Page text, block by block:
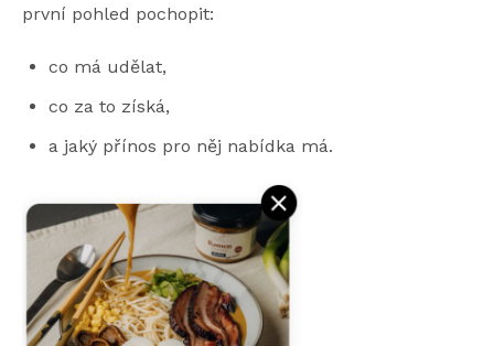
první pohled pochopit:
co má udělat,
co za to získá,
a jaký přínos pro něj nabídka má.